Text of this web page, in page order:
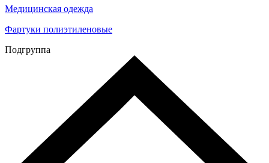
Медицинская одежда
Фартуки полиэтиленовые
Подгруппа